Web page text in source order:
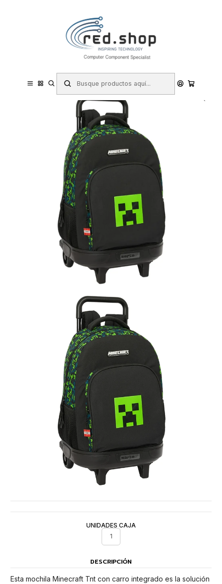
Haga Click Aqui
Papelería y Material de oficina Material escolar y educativo
Mochilas y sacos escolares
Safta Minecraft TNT Mochila con Carro Integrado - Extraible para
Facilitar su Limpieza - Base Reforzada - Asa Extraible -
33x45x22cm - Color Verde
UNIDADES CAJA
1
DESCRIPCIÓN
Esta mochila Minecraft Tnt con carro integrado es la solución